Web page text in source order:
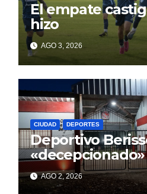
El empate
hizo
AGO 3, 2026
CIUDAD DEPORTES
Deportivo
Cagliardi y sus
incumplidas
AGO 2, 2026